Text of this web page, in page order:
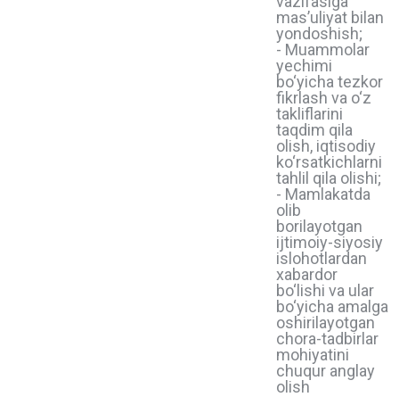
masʼuliyat bilan
yondoshish;
- Muammolar
yechimi
bo‘yicha tezkor
fikrlash va o‘z
takliflarini
taqdim qila
olish, iqtisodiy
ko‘rsatkichlarni
tahlil qila olishi;
- Mamlakatda
olib
borilayotgan
ijtimoiy-siyosiy
islohotlardan
xabardor
bo‘lishi va ular
bo‘yicha amalga
oshirilayotgan
chora-tadbirlar
mohiyatini
chuqur anglay
olish